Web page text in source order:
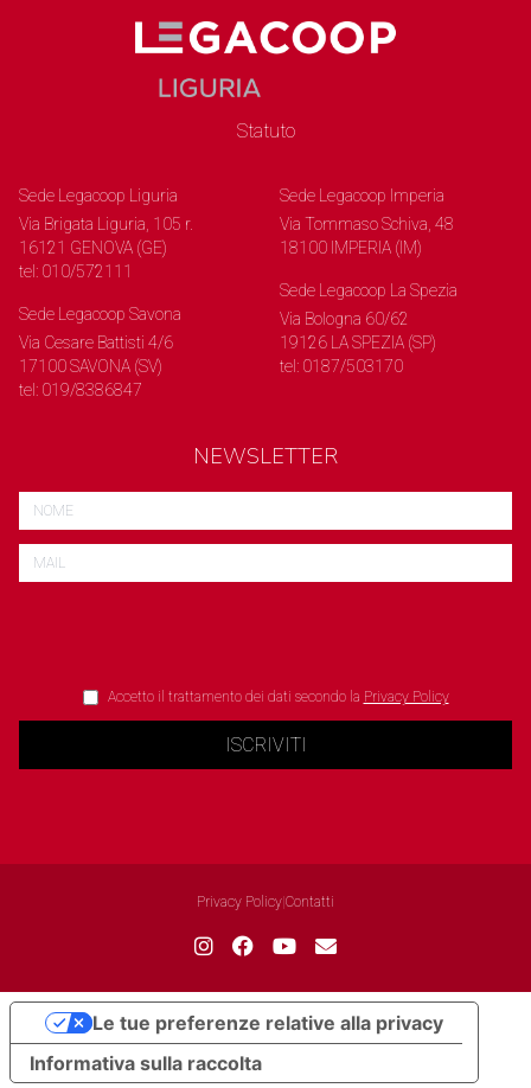
Statuto
Sede Legacoop Liguria
Via Brigata Liguria, 105 r.
16121 GENOVA (GE)
tel: 010/572111
Sede Legacoop Savona
Via Cesare Battisti 4/6
17100 SAVONA (SV)
tel: 019/8386847
Sede Legacoop Imperia
Via Tommaso Schiva, 48
18100 IMPERIA (IM)
Sede Legacoop La Spezia
Via Bologna 60/62
19126 LA SPEZIA (SP)
tel: 0187/503170
NEWSLETTER
Accetto il trattamento dei dati secondo la Privacy Policy
ISCRIVITI
Privacy Policy Contatti
Informativa sulla raccolta
Le tue preferenze relative alla privacy